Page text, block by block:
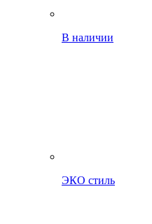
В наличии
ЭКО стиль